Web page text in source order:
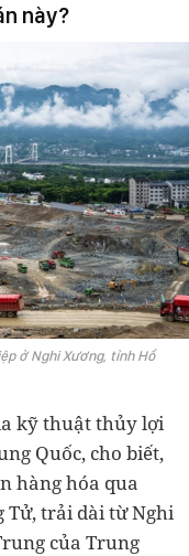
này?
ở Nghi Xương, tỉnh Hồ
kỹ thuật thủy lợi
Quốc, cho biết,
hàng hóa qua
Tử, trải dài từ Nghi
của Trung